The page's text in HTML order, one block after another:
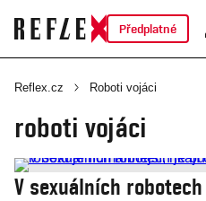
Předplatné
Reflex.cz Roboti vojáci
roboti vojáci
V sexuálních